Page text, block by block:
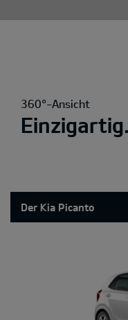
360°-Ansicht
Der Kia Picanto